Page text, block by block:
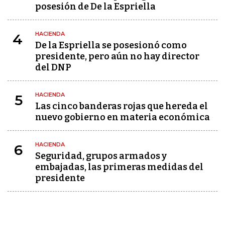
posesión de De la Espriella
4 HACIENDA
De la Espriella se posesionó como
presidente, pero aún no hay director
del DNP
5 HACIENDA
Las cinco banderas rojas que hereda el
nuevo gobierno en materia económica
6 HACIENDA
Seguridad, grupos armados y
embajadas, las primeras medidas del
presidente